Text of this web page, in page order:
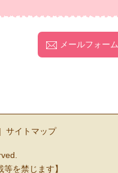
メールフォーム
サイトマップ
を禁じます】